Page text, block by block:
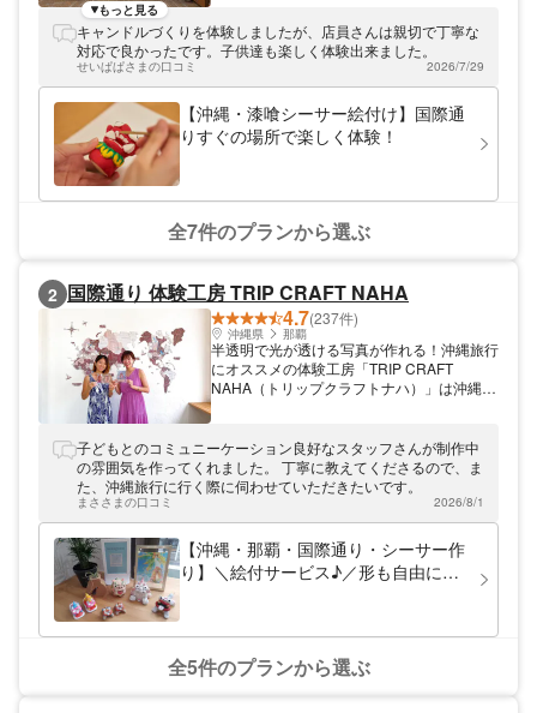
り。その喧騒から一歩入った平和通りに沖縄
アート体験 美ら風はショップを構えていま
す。観光ついでにお気軽に参加していただけ
ます。
もっと見る
キャンドルづくりを体験しましたが、店員さんは親切で丁寧な
対応で良かったです。子供達も楽しく体験出来ました。
せいぱぱさまの口コミ 2026/7/29
【沖縄・漆喰シーサー絵付け】国際通
りすぐの場所で楽しく体験！
全7件のプランから選ぶ
2 国際通り 体験工房 TRIP CRAFT NAHA
4.7(237件)
沖縄県 那覇
半透明で光が透ける写真が作れる！沖縄旅行
にオススメの体験工房「TRIP CRAFT
NAHA（トリップクラフトナハ）」は沖縄の
からエイサーや旗頭などのイベントを眺めな
がら、ゆっくり作業できます。また、小上が
りの席も用意しておりますので、小さなお子
半透明な写真や、シーサー作りが楽しめま
す！沖縄旅行のお土産にもピッタリな作品が
作れますよ。 絶景やアクティビティ、ウェ
ディング、卒業旅行、ご家族旅行などの思い
子どもとのコミュニーケーション良好なスタッフさんが制作中
の雰囲気を作ってくれました。 丁寧に教えてくださるので、ま
た、沖縄旅行に行く際に伺わせていただきたいです。
まささまの口コミ 2026/8/1
【沖縄・那覇・国際通り・シーサー作
り】＼絵付サービス♪／形も自由に作
全5件のプランから選ぶ